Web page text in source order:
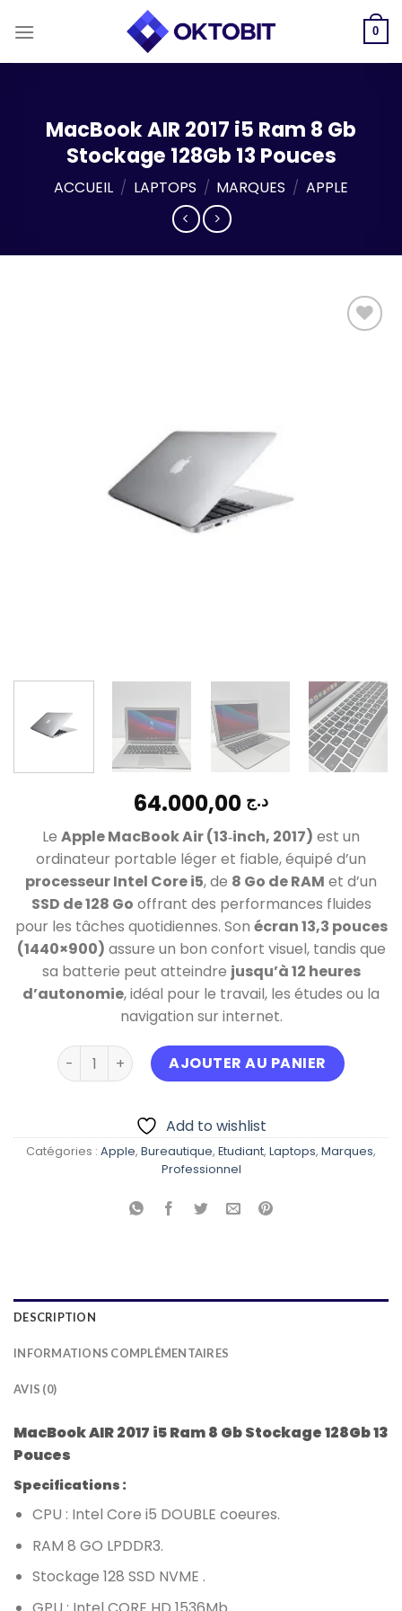
0
MacBook AIR 2017 i5 Ram 8 Gb
Stockage 128Gb 13 Pouces
ACCUEIL / LAPTOPS / MARQUES / APPLE
د.ج
Le Apple MacBook Air (13‑inch, 2017) est un
ordinateur portable léger et fiable, équipé d’un
processeur Intel Core i5, de 8 Go de RAM et d’un
SSD de 128 Go offrant des performances fluides
pour les tâches quotidiennes. Son écran 13,3 pouces
(1440×900) assure un bon confort visuel, tandis que
sa batterie peut atteindre jusqu’à 12 heures
d’autonomie, idéal pour le travail, les études ou la
navigation sur internet.
quantité de MacBook AIR 2017 i5 Ram 8 Gb
AJOUTER AU PANIER
Add to wishlist
Catégories : Apple, Bureautique, Etudiant, Laptops, Marques,
Professionnel
DESCRIPTION
INFORMATIONS COMPLÉMENTAIRES
AVIS (0)
MacBook AIR 2017 i5 Ram 8 Gb Stockage 128Gb 13
Pouces
Specifications :
CPU : Intel Core i5 DOUBLE coeures.
RAM 8 GO LPDDR3.
Stockage 128 SSD NVME .